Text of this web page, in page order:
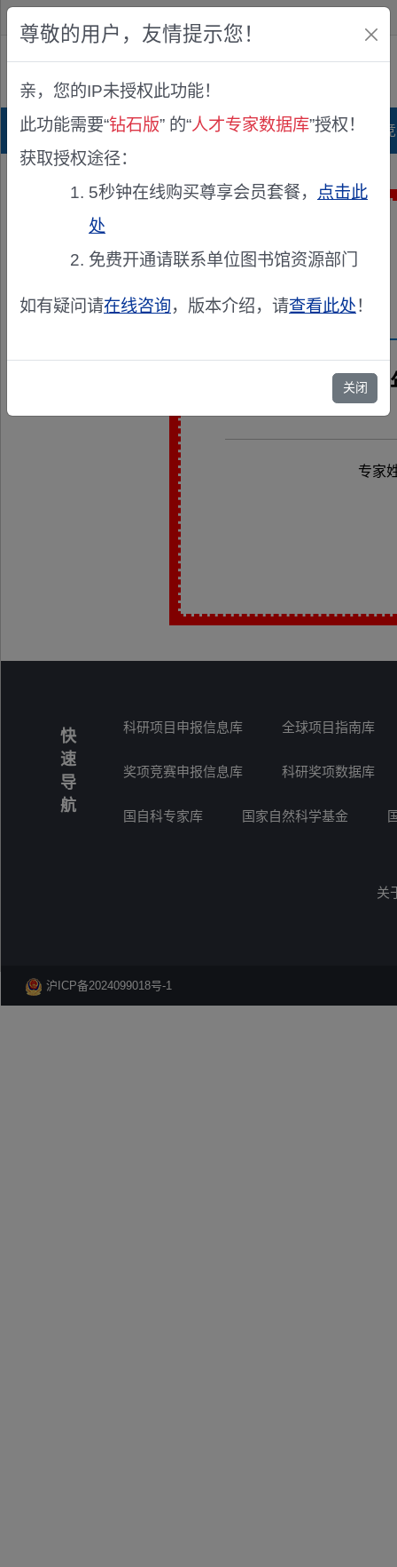
公众版
首页 科研项目库 项目指南库 奖项
兹聘请《
专家
快
速
导
航
科研项目申报信息库 全球项目指南库
奖项竞赛申报信息库 科研奖项数据库
国自科专家库 国家自然科学基金
关
沪ICP备2024099018号-1
尊敬的用户，友情提示您！
亲，您的IP未授权此功能！
此功能需要“钻石版” 的“人才专家数据库”授权！
获取授权途径：
5秒钟在线购买尊享会员套餐， 点击此
处
免费开通请联系单位图书馆资源部门
如有疑问请在线咨询，版本介绍，请查看此处！
关闭